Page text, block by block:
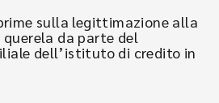
sulla legittimazione alla
da parte del
dell’istituto di credito in